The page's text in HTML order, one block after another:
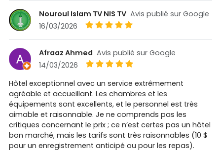
Nouroul Islam TV NIS TV Avis publié sur Google
16/03/2026
Afraaz Ahmed Avis publié sur Google
14/03/2026
Hôtel exceptionnel avec un service extrêmement
agréable et accueillant. Les chambres et les
équipements sont excellents, et le personnel est très
aimable et raisonnable. Je ne comprends pas les
critiques concernant le prix ; ce n’est certes pas un hôtel
bon marché, mais les tarifs sont très raisonnables (10 $
pour un enregistrement anticipé ou pour les repas).